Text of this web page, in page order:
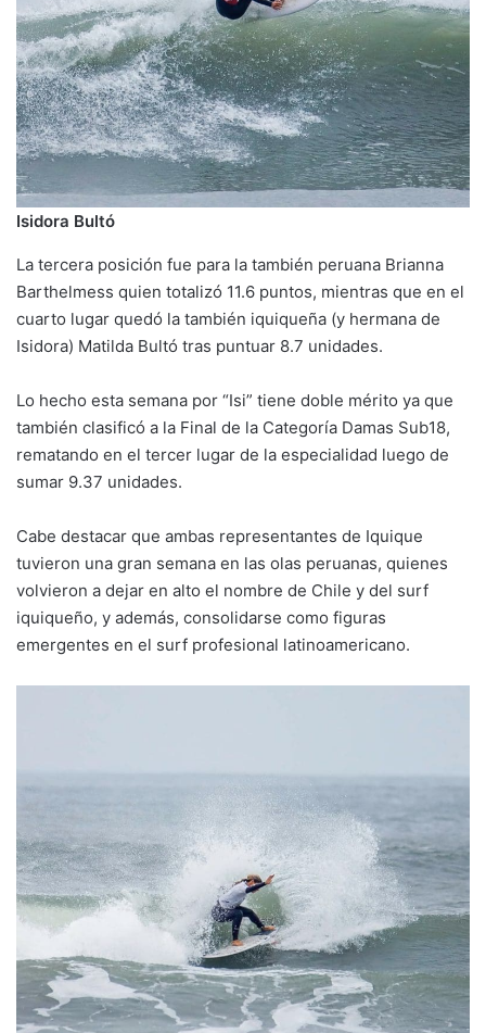
Isidora Bultó
La tercera posición fue para la también peruana Brianna
Barthelmess quien totalizó 11.6 puntos, mientras que en el
cuarto lugar quedó la también iquiqueña (y hermana de
Isidora) Matilda Bultó tras puntuar 8.7 unidades.
Lo hecho esta semana por “Isi” tiene doble mérito ya que
también clasificó a la Final de la Categoría Damas Sub18,
rematando en el tercer lugar de la especialidad luego de
sumar 9.37 unidades.
Cabe destacar que ambas representantes de Iquique
tuvieron una gran semana en las olas peruanas, quienes
volvieron a dejar en alto el nombre de Chile y del surf
iquiqueño, y además, consolidarse como figuras
emergentes en el surf profesional latinoamericano.